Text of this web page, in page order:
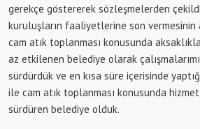
gerekçe göstererek sözleşmelerden
kuruluşların faaliyetlerine son vermesinin
cam atık toplanması konusunda
az etkilenen belediye olarak
sürdürdük ve en kısa süre içerisinde
ile cam atık toplanması konusunda
sürdüren belediye olduk.